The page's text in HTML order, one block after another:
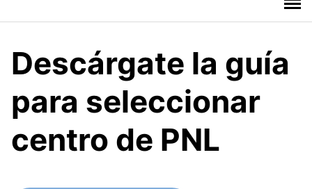
Descárgate la guía
para seleccionar
centro de PNL